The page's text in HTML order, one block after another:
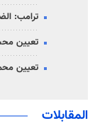
ترامب:
تعيين
تعيين
المقابلات